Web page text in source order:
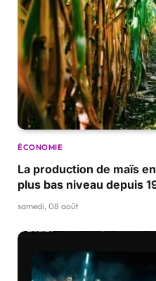
ÉCONOMIE
La production de maïs
plus bas niveau depuis
samedi, 08 août